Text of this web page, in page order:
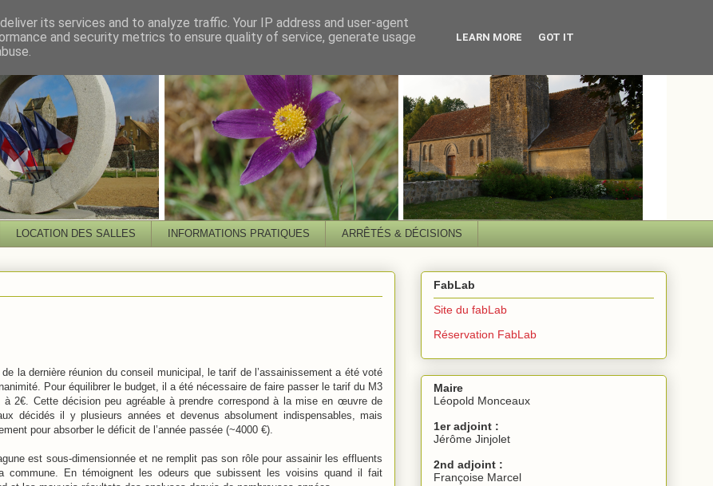
LOCATION DES SALLES INFORMATIONS PRATIQUES ARRÊTÉS & DÉCISIONS
de la dernière réunion du conseil municipal, le tarif de l’assainissement a été voté
Pour équilibrer le budget, il a été nécessaire de faire passer le tarif du M3
à 2€. Cette décision peu agréable à prendre correspond à la mise en œuvre de
décidés il y plusieurs années et devenus absolument indispensables, mais
pour absorber le déficit de l’année passée (~4000 €).
est sous-dimensionnée et ne remplit pas son rôle pour assainir les effluents
commune. En témoignent les odeurs que subissent les voisins quand il fait
FabLab
Site du fabLab
Réservation FabLab
Maire
Léopold Monceaux
1er adjoint :
Jérôme Jinjolet
2nd adjoint :
Françoise Marcel
its services and to analyze traffic. Your IP address and user-agent
and security metrics to ensure quality of service, generate usage
LEARN MORE GOT IT